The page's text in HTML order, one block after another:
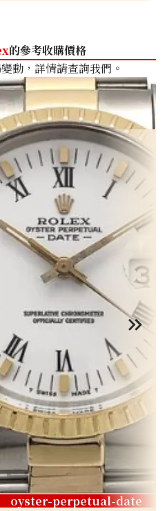
的參考收購價格
動，詳情請查詢我們。
oyster-perpetual-date